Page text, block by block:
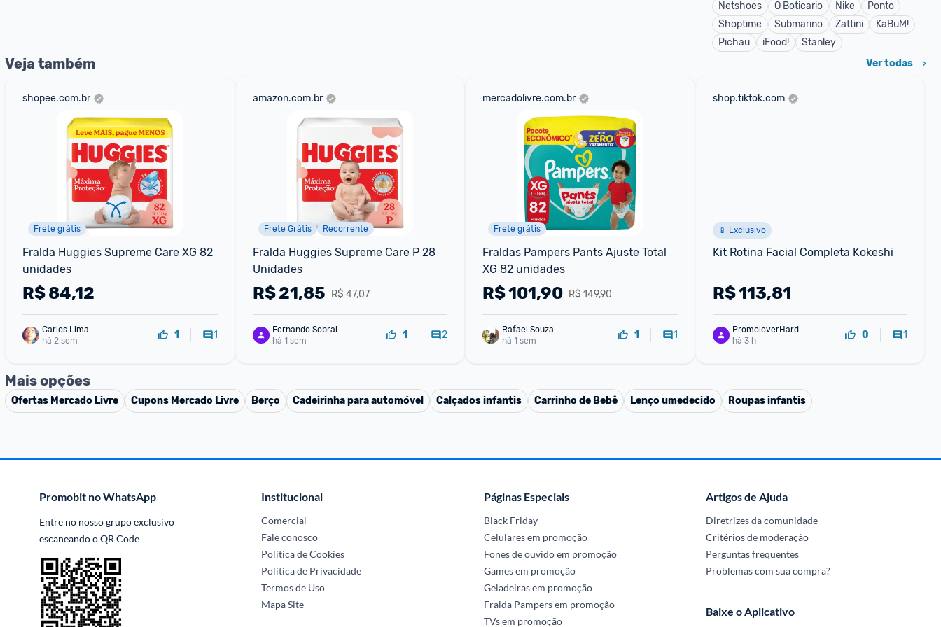
Netshoes
O Boticario Nike
Ponto
Shoptime
Submarino Zattini
KaBuM!
Pichau
iFood! Stanley
Veja também Ver todas
shopee.com.br
Frete grátis
Fralda Huggies Supreme Care XG 82
unidades
R$84,12
Carlos Lima
há 2 sem
1 1
amazon.com.br
Frete Grátis Recorrente
Fralda Huggies Supreme Care P 28
Unidades
R$ 47,07
R$21,85
Fernando Sobral
há 1 sem
1 2
mercadolivre.com.br
Frete grátis
Fraldas Pampers Pants Ajuste Total
XG 82 unidades
R$ 149,90
R$101,90
Rafael Souza
há 1 sem
1 1
shop.tiktok.com
📱 Exclusivo
Kit Rotina Facial Completa Kokeshi
R$113,81
PromoloverHard
há 3 h
0 1
Mais opções
Ofertas Mercado Livre Cupons Mercado Livre Berço Cadeirinha para automóvel Calçados infantis Carrinho de Bebê Lenço umedecido Roupas infantis
Promobit no WhatsApp
Entre no nosso grupo exclusivo
escaneando o QR Code
Institucional
Comercial
Fale conosco
Política de Cookies
Política de Privacidade
Termos de Uso
Mapa Site
Páginas Especiais
Black Friday
Celulares em promoção
Fones de ouvido em promoção
Games em promoção
Geladeiras em promoção
Fralda Pampers em promoção
TVs em promoção
Artigos de Ajuda
Diretrizes da comunidade
Critérios de moderação
Perguntas frequentes
Problemas com sua compra?
Baixe o Aplicativo